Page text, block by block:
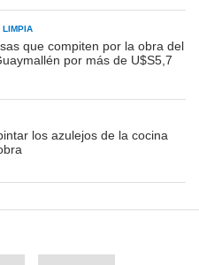
LIMPIA
que compiten por la obra del
por más de U$S5,7
los azulejos de la cocina